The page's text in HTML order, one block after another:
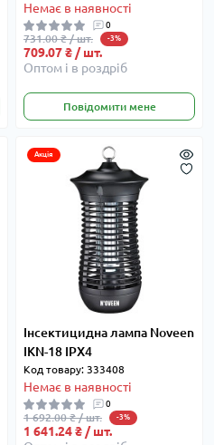
Немає в наявності
0
731.00 ₴ / шт. -3%
709.07 ₴ / шт.
Оптом і в роздріб
Повідомити мене
Акція
Інсектицидна лампа Noveen
IKN-18 IPX4
Код товару: 333408
Немає в наявності
0
1 692.00 ₴ / шт. -3%
1 641.24 ₴ / шт.